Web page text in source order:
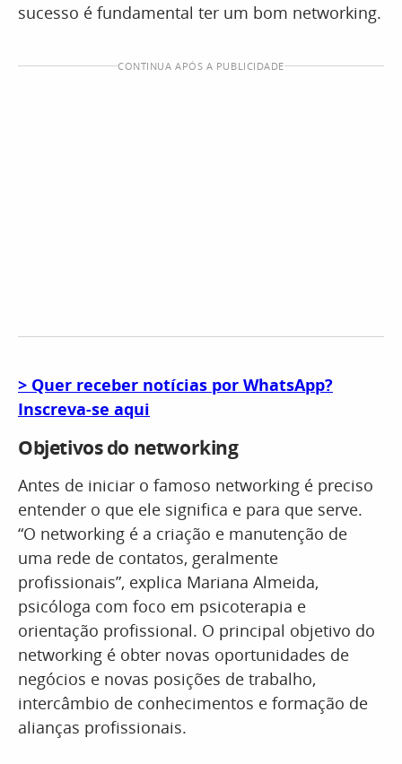
sucesso é fundamental ter um bom networking.
CONTINUA APÓS A PUBLICIDADE
> Quer receber notícias por WhatsApp?
Inscreva-se aqui
Objetivos do networking
Antes de iniciar o famoso networking é preciso
entender o que ele significa e para que serve.
“O networking é a criação e manutenção de
uma rede de contatos, geralmente
profissionais”, explica Mariana Almeida,
psicóloga com foco em psicoterapia e
orientação profissional. O principal objetivo do
networking é obter novas oportunidades de
negócios e novas posições de trabalho,
intercâmbio de conhecimentos e formação de
alianças profissionais.